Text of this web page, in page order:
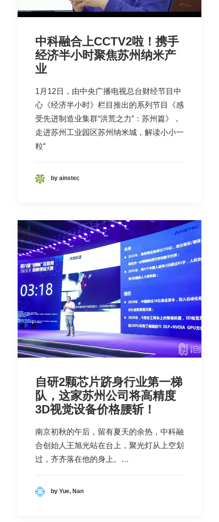
中科融合上CCTV2啦！携手
经济半小时聚焦苏州纳米产
业
1月12日，由中央广播电视总台财经节目中
心《经济半小时》栏目推出的系列节目《感
受先进制造业集群“洪荒之力”：苏州篇》，
走进苏州工业园区苏州纳米城，解读小小一
粒“
by ainstec
自研2颗芯片跻身行业第一梯
队，这家苏州公司将高精度
3D视觉设备价格腰斩！
南京初秋的午后，留有夏天的余热，中科融
合创始人王旭光站在台上，聚光灯从上空划
过，齐齐落在他的身上。…
by Yue, Nan